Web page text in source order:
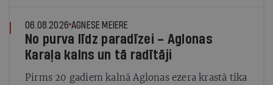
06.08.2026 AGNESE MEIERE
No purva līdz paradīzei – Aglonas
Karaļa kalns un tā radītāji
Pirms 20 gadiem kalnā Aglonas ezera krastā tika